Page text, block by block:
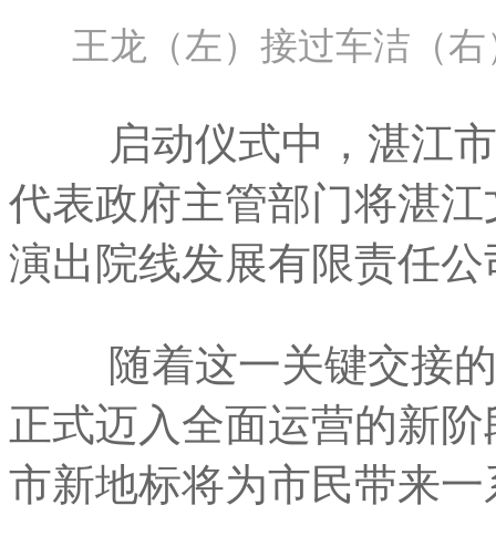
王龙（左）接过车洁（
启动仪式中，湛江市
代表政府主管部门将湛
演出院线发展有限责任
随着这一关键交接的
正式迈入全面运营的新
市新地标将为市民带来